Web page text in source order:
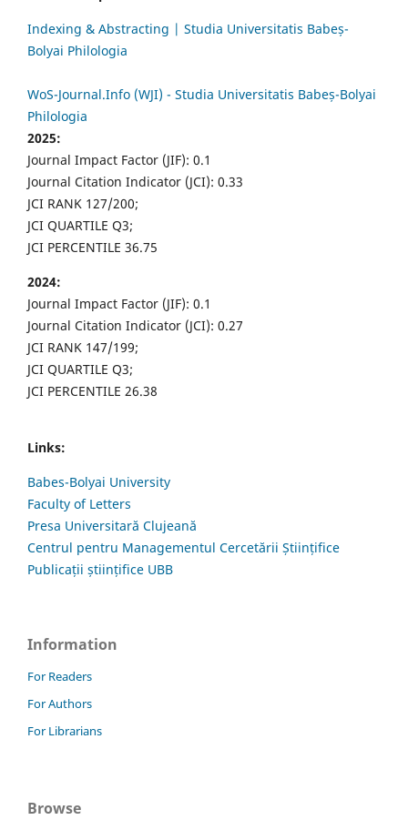
Indexing & Abstracting | Studia Universitatis Babeș-
Bolyai Philologia
WoS-Journal.Info (WJI) - Studia Universitatis Babeș-Bolyai
Philologia
2025:
Journal Impact Factor (JIF): 0.1
Journal Citation Indicator (JCI): 0.33
JCI RANK 127/200;
JCI QUARTILE Q3;
JCI PERCENTILE 36.75
2024:
Journal Impact Factor (JIF): 0.1
Journal Citation Indicator (JCI): 0.27
JCI RANK 147/199;
JCI QUARTILE Q3;
JCI PERCENTILE 26.38
Links:
Babes-Bolyai University
Faculty of Letters
Presa Universitară Clujeană
Centrul pentru Managementul Cercetării Științifice
Publicații științifice UBB
Information
For Readers
For Authors
For Librarians
Browse